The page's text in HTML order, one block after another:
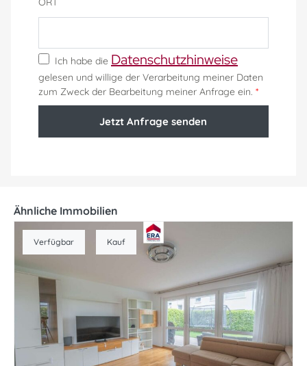
Ich habe die Datenschutzhinweise
gelesen und willige der Verarbeitung meiner Daten
zum Zweck der Bearbeitung meiner Anfrage ein. *
Jetzt Anfrage senden
Ähnliche Immobilien
Verfügbar Kauf